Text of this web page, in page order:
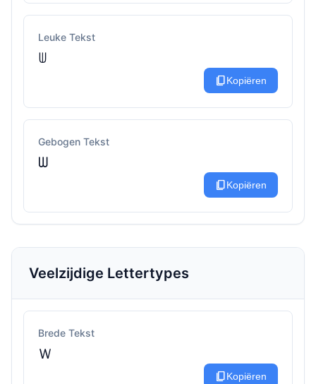
Leuke Tekst
ꅐ
content_copyKopiëren
Gebogen Tekst
ᗯ
content_copyKopiëren
Veelzijdige Lettertypes
Brede Tekst
Ｗ
content_copyKopiëren